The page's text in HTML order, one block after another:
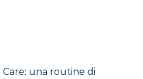
una routine di